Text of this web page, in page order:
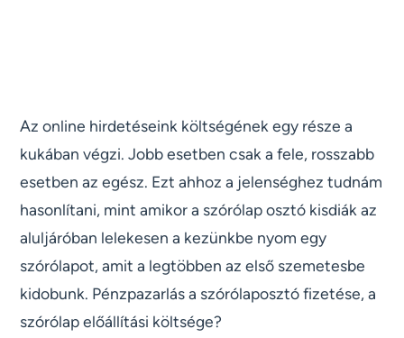
Az online hirdetéseink költségének egy része a
kukában végzi. Jobb esetben csak a fele, rosszabb
esetben az egész. Ezt ahhoz a jelenséghez tudnám
hasonlítani, mint amikor a szórólap osztó kisdiák az
aluljáróban lelekesen a kezünkbe nyom egy
szórólapot, amit a legtöbben az első szemetesbe
kidobunk. Pénzpazarlás a szórólaposztó fizetése, a
szórólap előállítási költsége?